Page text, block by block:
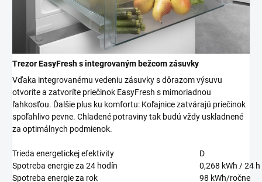
Trezor EasyFresh s integrovaným bežcom zásuvky
Vďaka integrovanému vedeniu zásuvky s dôrazom výsuvu
otvoríte a zatvoríte priečinok EasyFresh s mimoriadnou
ľahkosťou. Ďalšie plus ku komfortu: Koľajnice zatvárajú priečinok
spoľahlivo pevne. Chladené potraviny tak budú vždy uskladnené
za optimálnych podmienok.
Trieda energetickej efektivity
D
Spotreba energie za 24 hodín
0,268 kWh / 24 h
Spotreba energie za rok
98 kWh/ročne